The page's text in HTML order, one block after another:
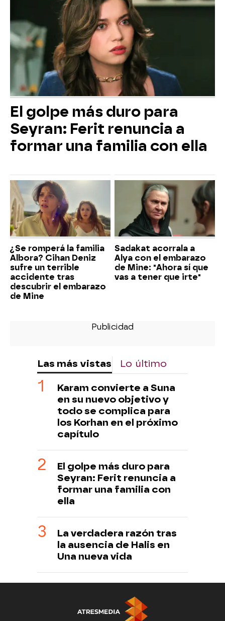
El golpe más duro para
Seyran: Ferit renuncia a
formar una familia con ella
¿Se romperá la familia
Albora? Cihan Deniz
sufre un terrible
accidente tras
descubrir el embarazo
de Mine
Sadakat acorrala a
Alya con el embarazo
de Mine: "Ahora sí que
vas a tener que irte"
Las más vistas Lo último
Karam convierte a Suna
en su nuevo objetivo y
todo se complica para
los Korhan en el próximo
capítulo
El golpe más duro para
Seyran: Ferit renuncia a
formar una familia con
ella
La verdadera razón tras
la ausencia de Halis en
Una nueva vida